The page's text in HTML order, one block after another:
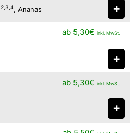
2,3,4, Ananas ✚
ab 5,30€ inkl. MwSt.
✚
ab 5,30€ inkl. MwSt.
✚